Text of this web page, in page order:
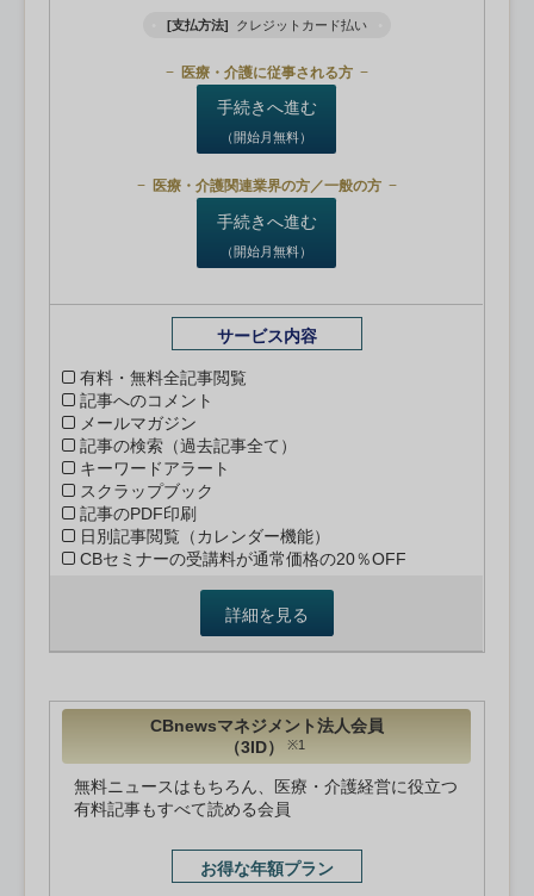
[支払方法] クレジットカード払い
医療・介護に従事される方
手続きへ進む
（開始月無料）
医療・介護関連業界の方／一般の方
手続きへ進む
（開始月無料）
サービス内容
有料・無料全記事閲覧
記事へのコメント
メールマガジン
記事の検索（過去記事全て）
キーワードアラート
スクラップブック
記事のPDF印刷
日別記事閲覧（カレンダー機能）
CBセミナーの受講料が通常価格の20％OFF
詳細を見る
CBnewsマネジメント法人会員
（3ID）
※1
無料ニュースはもちろん、医療・介護経営に役立つ
有料記事もすべて読める会員
お得な年額プラン